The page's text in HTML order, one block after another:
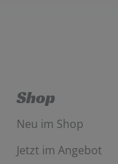
Shop
Neu im Shop
Jetzt im Angebot